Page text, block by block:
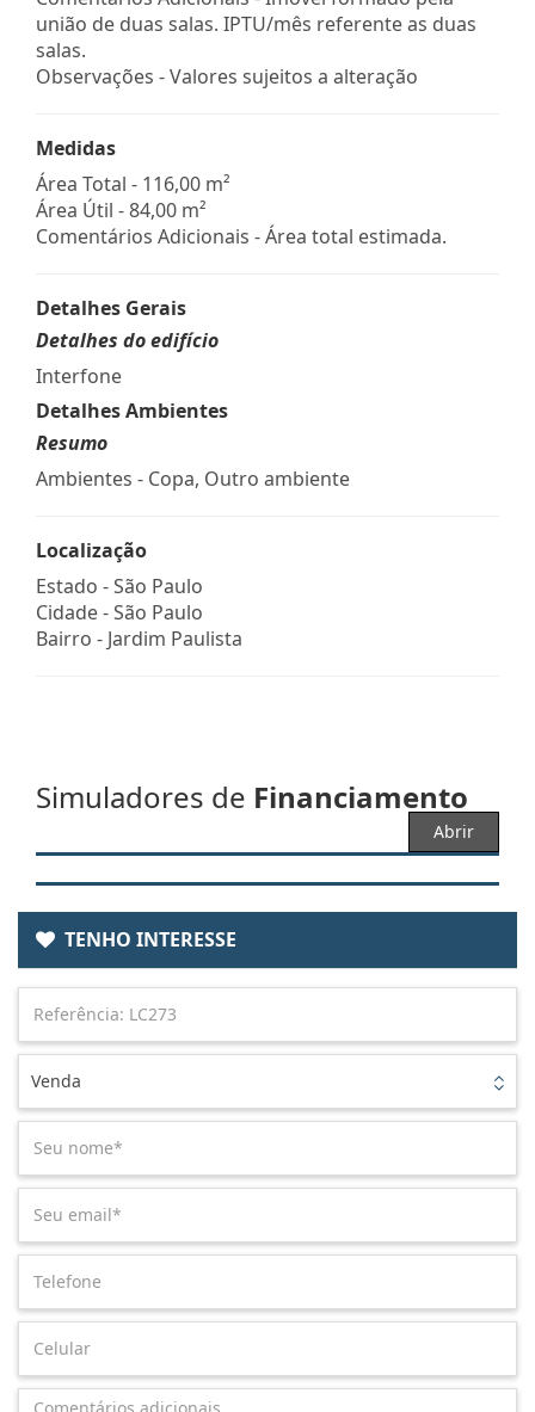
união de duas salas. IPTU/mês referente as duas
salas.
Observações - Valores sujeitos a alteração
Medidas
Área Total - 116,00 m²
Área Útil - 84,00 m²
Comentários Adicionais - Área total estimada.
Detalhes Gerais
Detalhes do edifício
Interfone
Detalhes Ambientes
Resumo
Ambientes - Copa, Outro ambiente
Localização
Estado -São Paulo
Cidade -São Paulo
Bairro - Jardim Paulista
Simuladores de Financiamento
Abrir
TENHO INTERESSE
Venda